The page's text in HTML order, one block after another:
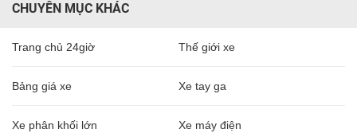
CHUYÊN MỤC KHÁC
Trang chủ 24giờ Thế giới xe
Bảng giá xe Xe tay ga
Xe phân khối lớn Xe máy điện